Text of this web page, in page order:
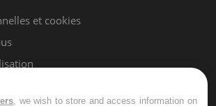
et cookies
, we wish to store and access information on